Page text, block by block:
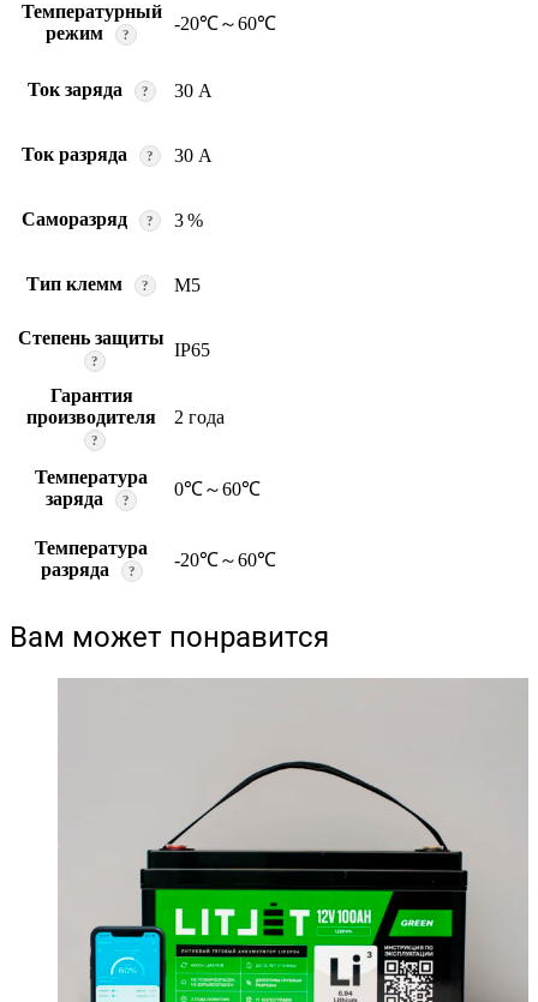
Температурный
режим
?
-20℃～60℃
Ток заряда ? 30 А
Ток разряда ? 30 А
Саморазряд ? 3 %
Тип клемм ? M5
Степень защиты
?
IP65
Гарантия
производителя
?
2 года
Температура
заряда
?
0℃～60℃
Температура
разряда
?
-20℃～60℃
Вам может понравится